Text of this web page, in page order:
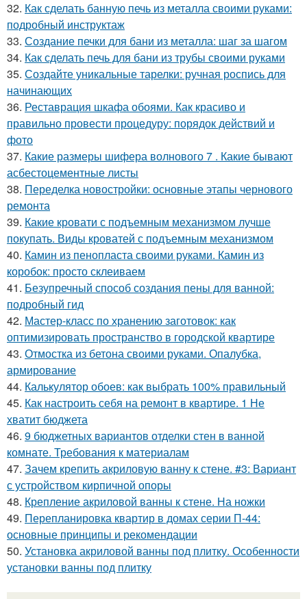
32. Как сделать банную печь из металла своими руками:
подробный инструктаж
33. Создание печки для бани из металла: шаг за шагом
34. Как сделать печь для бани из трубы своими руками
35. Создайте уникальные тарелки: ручная роспись для
начинающих
36. Реставрация шкафа обоями. Как красиво и
правильно провести процедуру: порядок действий и
фото
37. Какие размеры шифера волнового 7 . Какие бывают
асбестоцементные листы
38. Переделка новостройки: основные этапы чернового
ремонта
39. Какие кровати с подъемным механизмом лучше
покупать. Виды кроватей с подъемным механизмом
40. Камин из пенопласта своими руками. Камин из
коробок: просто склеиваем
41. Безупречный способ создания пены для ванной:
подробный гид
42. Мастер-класс по хранению заготовок: как
оптимизировать пространство в городской квартире
43. Отмостка из бетона своими руками. Опалубка,
армирование
44. Калькулятор обоев: как выбрать 100% правильный
45. Как настроить себя на ремонт в квартире. 1 Не
хватит бюджета
46. 9 бюджетных вариантов отделки стен в ванной
комнате. Требования к материалам
47. Зачем крепить акриловую ванну к стене. #3: Вариант
с устройством кирпичной опоры
48. Крепление акриловой ванны к стене. На ножки
49. Перепланировка квартир в домах серии П-44:
основные принципы и рекомендации
50. Установка акриловой ванны под плитку. Особенности
установки ванны под плитку